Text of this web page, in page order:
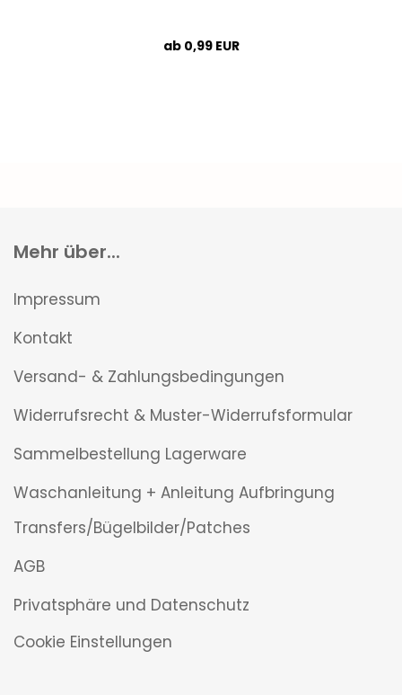
ab 0,99 EUR
Mehr über...
Impressum
Kontakt
Versand- & Zahlungsbedingungen
Widerrufsrecht & Muster-Widerrufsformular
Sammelbestellung Lagerware
Waschanleitung + Anleitung Aufbringung
Transfers/Bügelbilder/Patches
AGB
Privatsphäre und Datenschutz
Cookie Einstellungen